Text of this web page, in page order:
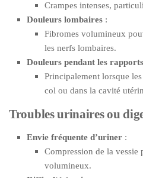
Crampes intenses,
Douleurs lombaires :
Fibromes volumineux
les nerfs lombaires.
Douleurs pendant les
Principalement lorsque
col ou dans la cavité
Troubles urinaires ou
Envie fréquente d’uriner :
Compression de la vessie
volumineux.